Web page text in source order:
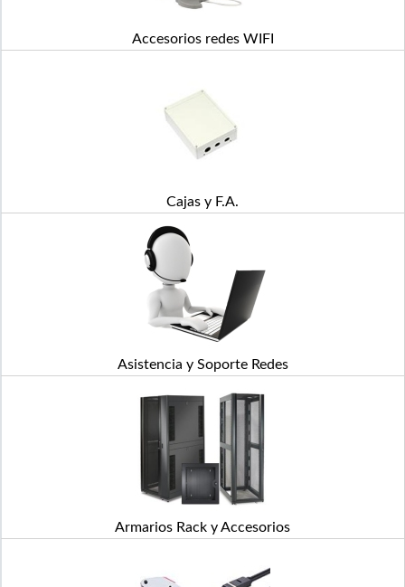
Accesorios redes WIFI
Cajas y F.A.
Asistencia y Soporte Redes
Armarios Rack y Accesorios